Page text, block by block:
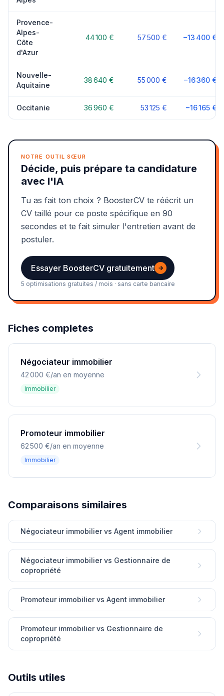
Provence-
Alpes-
Côte
d'Azur
44 100 € 57 500 € −13 400 €
Nouvelle-
Aquitaine
38 640 € 55 000 € −16 360 €
Occitanie 36 960 € 53 125 € −16 165 €
NOTRE OUTIL SŒUR
Décide, puis prépare ta candidature
avec l'IA
Tu as fait ton choix ? BoosterCV te réécrit un
CV taillé pour ce poste spécifique en 90
secondes et te fait simuler l'entretien avant de
postuler.
Essayer BoosterCV gratuitement →
5 optimisations gratuites / mois · sans carte bancaire
Fiches completes
Négociateur immobilier
42 000 €/an en moyenne
Immobilier
Promoteur immobilier
62 500 €/an en moyenne
Immobilier
Comparaisons similaires
Négociateur immobilier vs Agent immobilier
Négociateur immobilier vs Gestionnaire de
copropriété
Promoteur immobilier vs Agent immobilier
Promoteur immobilier vs Gestionnaire de
copropriété
Outils utiles